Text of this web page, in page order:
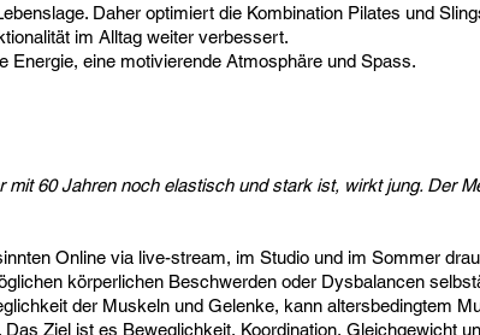
Daher optimiert die Kombination Pilates und
im Alltag weiter verbessert.
Energie, eine motivierende Atmosphäre und Spass.
mit 60 Jahren noch elastisch und stark ist, wirkt jung. Der
Online via live-stream, im Studio und im Sommer
körperlichen Beschwerden oder Dysbalancen
der Muskeln und Gelenke, kann altersbedingtem
Ziel ist es Beweglichkeit, Koordination, Gleichgewicht